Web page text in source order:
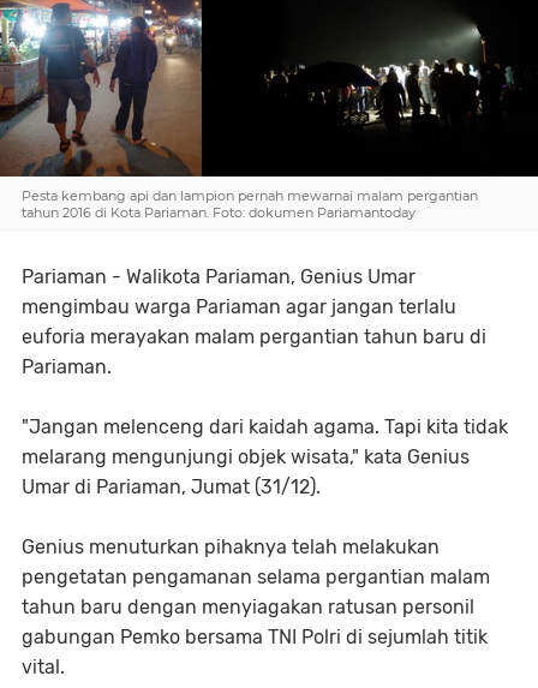
Pesta kembang api dan lampion pernah mewarnai malam pergantian
tahun 2016 di Kota Pariaman. Foto: dokumen Pariamantoday
Pariaman - Walikota Pariaman, Genius Umar
mengimbau warga Pariaman agar jangan terlalu
euforia merayakan malam pergantian tahun baru di
Pariaman.
"Jangan melenceng dari kaidah agama. Tapi kita tidak
melarang mengunjungi objek wisata," kata Genius
Umar di Pariaman, Jumat (31/12).
Genius menuturkan pihaknya telah melakukan
pengetatan pengamanan selama pergantian malam
tahun baru dengan menyiagakan ratusan personil
gabungan Pemko bersama TNI Polri di sejumlah titik
vital.